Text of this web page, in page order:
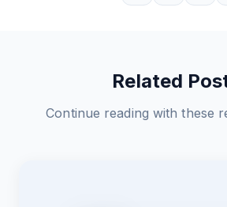
Related
Continue reading with these